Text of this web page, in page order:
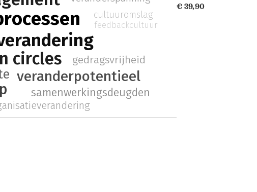
circles
veranderpotentieel
samenwerkingsdeugden
gedragsvrijheid
cultuuromslag
feedbackcultuur
€ 39,90